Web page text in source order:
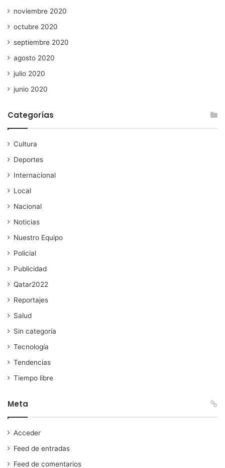
noviembre 2020
octubre 2020
septiembre 2020
agosto 2020
julio 2020
junio 2020
Categorías
Cultura
Deportes
Internacional
Local
Nacional
Noticias
Nuestro Equipo
Policial
Publicidad
Qatar2022
Reportajes
Salud
Sin categoría
Tecnología
Tendencias
Tiempo libre
Meta
Acceder
Feed de entradas
Feed de comentarios